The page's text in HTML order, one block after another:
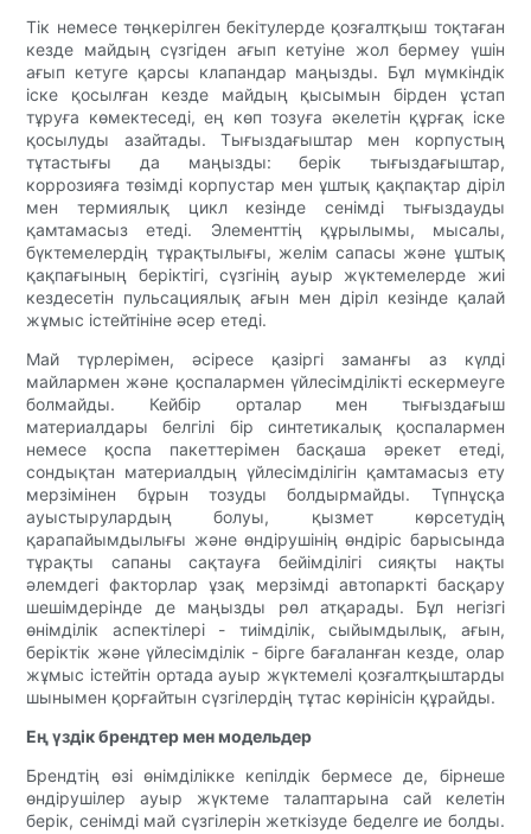
Тік немесе төңкерілген бекітулерде қозғалтқыш тоқтаған
кезде майдың сүзгіден ағып кетуіне жол бермеу үшін
ағып кетуге қарсы клапандар маңызды. Бұл мүмкіндік
іске қосылған кезде майдың қысымын бірден ұстап
тұруға көмектеседі, ең көп тозуға әкелетін құрғақ іске
қосылуды азайтады. Тығыздағыштар мен корпустың
тұтастығы да маңызды: берік тығыздағыштар,
коррозияға төзімді корпустар мен ұштық қақпақтар діріл
мен термиялық цикл кезінде сенімді тығыздауды
қамтамасыз етеді. Элементтің құрылымы, мысалы,
бүктемелердің тұрақтылығы, желім сапасы және ұштық
қақпағының беріктігі, сүзгінің ауыр жүктемелерде жиі
кездесетін пульсациялық ағын мен діріл кезінде қалай
жұмыс істейтініне әсер етеді.
Май түрлерімен, әсіресе қазіргі заманғы аз күлді
майлармен және қоспалармен үйлесімділікті ескермеуге
болмайды. Кейбір орталар мен тығыздағыш
материалдары белгілі бір синтетикалық қоспалармен
немесе қоспа пакеттерімен басқаша әрекет етеді,
сондықтан материалдың үйлесімділігін қамтамасыз ету
мерзімінен бұрын тозуды болдырмайды. Түпнұсқа
ауыстырулардың болуы, қызмет көрсетудің
қарапайымдылығы және өндірушінің өндіріс барысында
тұрақты сапаны сақтауға бейімділігі сияқты нақты
әлемдегі факторлар ұзақ мерзімді автопаркті басқару
шешімдерінде де маңызды рөл атқарады. Бұл негізгі
өнімділік аспектілері - тиімділік, сыйымдылық, ағын,
беріктік және үйлесімділік - бірге бағаланған кезде, олар
жұмыс істейтін ортада ауыр жүктемелі қозғалтқыштарды
шынымен қорғайтын сүзгілердің тұтас көрінісін құрайды.
Ең үздік брендтер мен модельдер
Брендтің өзі өнімділікке кепілдік бермесе де, бірнеше
өндірушілер ауыр жүктеме талаптарына сай келетін
берік, сенімді май сүзгілерін жеткізуде беделге ие болды.